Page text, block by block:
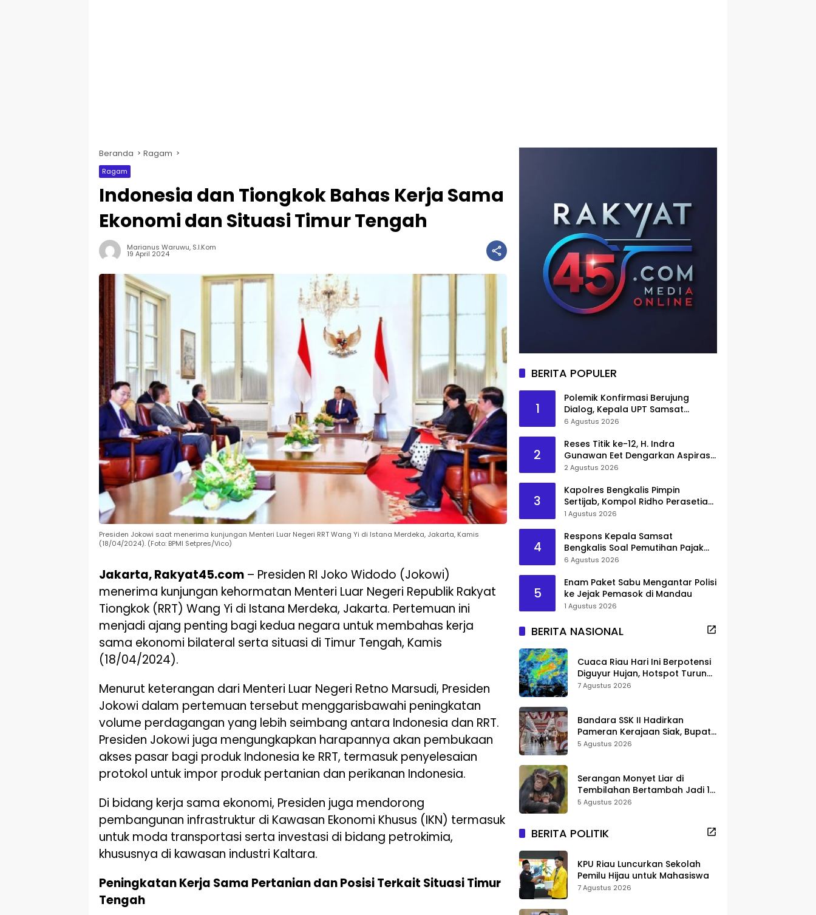
Beranda Ragam
Ragam
Indonesia dan Tiongkok Bahas Kerja Sama
Ekonomi dan Situasi Timur Tengah
Marianus Waruwu, S.I.Kom
19 April 2024
Presiden Jokowi saat menerima kunjungan Menteri Luar Negeri RRT Wang Yi di Istana Merdeka, Jakarta, Kamis
(18/04/2024). (Foto: BPMI Setpres/Vico)
Jakarta, Rakyat45.com – Presiden RI Joko Widodo (Jokowi)
menerima kunjungan kehormatan Menteri Luar Negeri Republik Rakyat
Tiongkok (RRT) Wang Yi di Istana Merdeka, Jakarta. Pertemuan ini
menjadi ajang penting bagi kedua negara untuk membahas kerja
sama ekonomi bilateral serta situasi di Timur Tengah, Kamis
(18/04/2024).
Menurut keterangan dari Menteri Luar Negeri Retno Marsudi, Presiden
Jokowi dalam pertemuan tersebut menggarisbawahi peningkatan
volume perdagangan yang lebih seimbang antara Indonesia dan RRT.
Presiden Jokowi juga mengungkapkan harapannya akan pembukaan
akses pasar bagi produk Indonesia ke RRT, termasuk penyelesaian
protokol untuk impor produk pertanian dan perikanan Indonesia.
Di bidang kerja sama ekonomi, Presiden juga mendorong
pembangunan infrastruktur di Kawasan Ekonomi Khusus (IKN) termasuk
untuk moda transportasi serta investasi di bidang petrokimia,
khususnya di kawasan industri Kaltara.
Peningkatan Kerja Sama Pertanian dan Posisi Terkait Situasi Timur
Tengah
BERITA POPULER
1
Polemik Konfirmasi Berujung
Dialog, Kepala UPT Samsat
Bengkalis Minta Maaf
6 Agustus 2026
2
Reses Titik ke-12, H. Indra
Gunawan Eet Dengarkan Aspirasi
Senggoro
2 Agustus 2026
3
Kapolres Bengkalis Pimpin
Sertijab, Kompol Ridho Perasetia
Jadi Wakapolres
1 Agustus 2026
4
Respons Kepala Samsat
Bengkalis Soal Pemutihan Pajak
Disorot
6 Agustus 2026
5
Enam Paket Sabu Mengantar Polisi
ke Jejak Pemasok di Mandau
1 Agustus 2026
BERITA NASIONAL
Cuaca Riau Hari Ini Berpotensi
Diguyur Hujan, Hotspot Turun
Jadi 25 Titik
7 Agustus 2026
Bandara SSK II Hadirkan
Pameran Kerajaan Siak, Bupati
Afni: Jadi Ruang Edukasi
5 Agustus 2026
Serangan Monyet Liar di
Tembilahan Bertambah Jadi 16
Korban, DPKP Bantah Video
5 Agustus 2026
BERITA POLITIK
KPU Riau Luncurkan Sekolah
Pemilu Hijau untuk Mahasiswa
7 Agustus 2026